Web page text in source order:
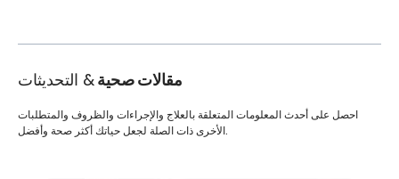
مقالات صحية& التحديثات
احصل على أحدث المعلومات المتعلقة بالعلاج والإجراءات والظروف والمتطلبات
الأخرى ذات الصلة لجعل حياتك أكثر صحة وأفضل.